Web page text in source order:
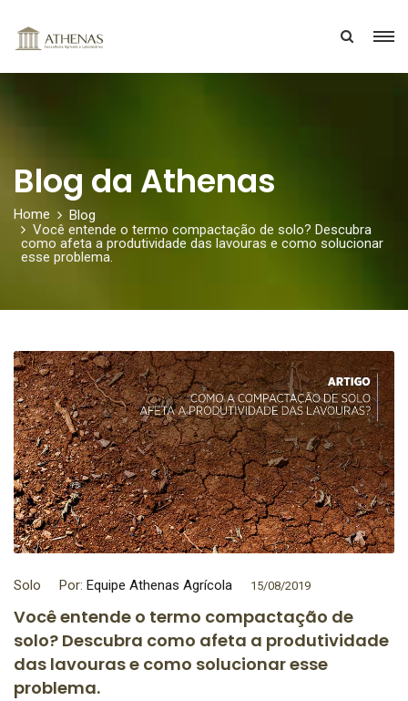
Blog da Athenas
Home
Blog
Você entende o termo compactação de solo? Descubra
como afeta a produtividade das lavouras e como solucionar
esse problema.
Solo Por: Equipe Athenas Agrícola 15/08/2019
Você entende o termo compactação de
solo? Descubra como afeta a produtividade
das lavouras e como solucionar esse
problema.